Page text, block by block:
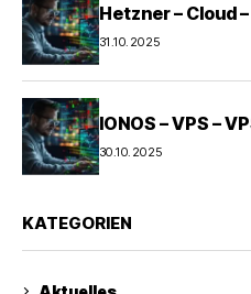
Hetzner – Cloud
31.10.2025
IONOS – VPS –
30.10.2025
KATEGORIEN